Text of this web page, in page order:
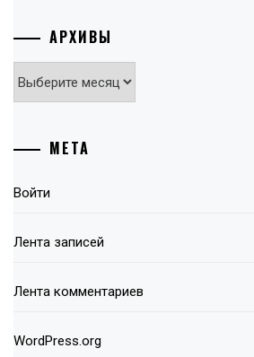
АРХИВЫ
Архивы
МЕТА
Войти
Лента записей
Лента комментариев
WordPress.org